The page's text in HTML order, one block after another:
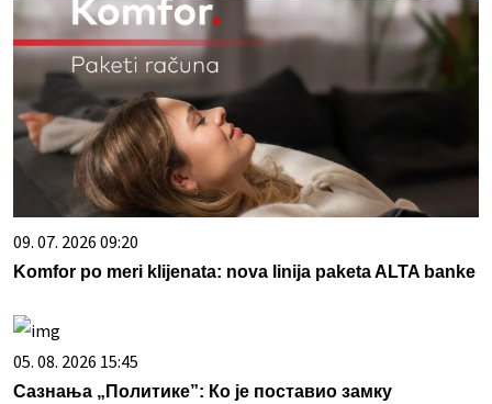
09. 07. 2026 09:20
Komfor po meri klijenata: nova linija paketa ALTA banke
05. 08. 2026 15:45
Сазнања „Политике”: Ко је поставио замку